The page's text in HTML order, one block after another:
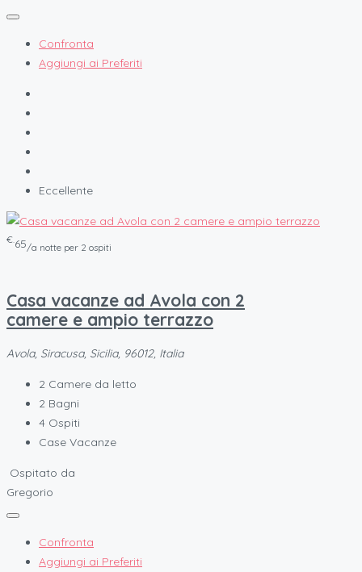
Confronta
Aggiungi ai Preferiti
Eccellente
€.65/a notte per 2 ospiti
Casa vacanze ad Avola con 2
camere e ampio terrazzo
Avola, Siracusa, Sicilia, 96012, Italia
2 Camere da letto
2 Bagni
4 Ospiti
Case Vacanze
Ospitato da
Gregorio
Confronta
Aggiungi ai Preferiti